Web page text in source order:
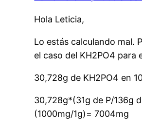
Hola Leticia,
Lo estás calculando mal.
el caso del KH2PO4 para
30,728g de KH2PO4 en
30,728g*(31g de P/136g
(1000mg/1g)= 7004mg